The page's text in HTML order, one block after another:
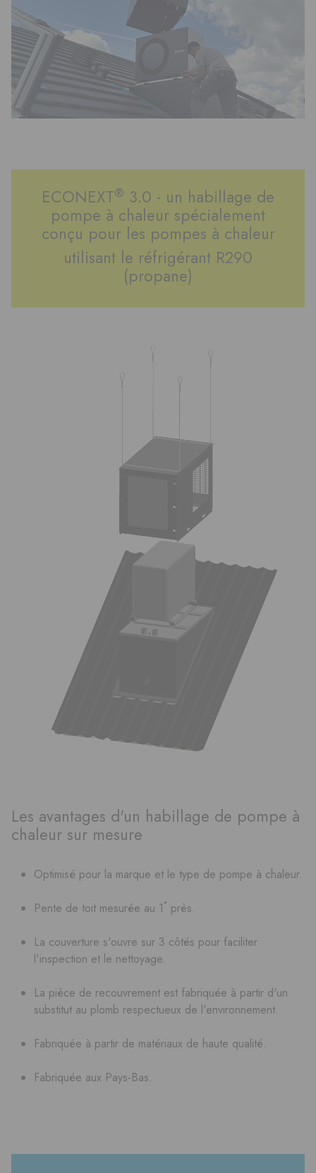
ECONEXT® 3.0 - un habillage de
pompe à chaleur spécialement
conçu pour les pompes à chaleur
utilisant le réfrigérant R290
(propane)
Les avantages d'un habillage de pompe à
chaleur sur mesure
Optimisé pour la marque et le type de pompe à chaleur.
Pente de toit mesurée au 1˚ près.
La couverture s'ouvre sur 3 côtés pour faciliter
l'inspection et le nettoyage.
La pièce de recouvrement est fabriquée à partir d'un
substitut au plomb respectueux de l'environnement.
Fabriquée à partir de matériaux de haute qualité.
Fabriquée aux Pays-Bas.